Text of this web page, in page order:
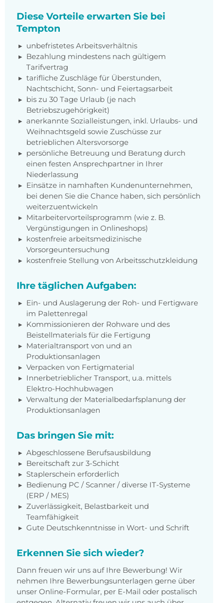
Diese Vorteile erwarten Sie bei
Tempton
unbefristetes Arbeitsverhältnis
Bezahlung mindestens nach gültigem
Tarifvertrag
tarifliche Zuschläge für Überstunden,
Nachtschicht, Sonn- und Feiertagsarbeit
bis zu 30 Tage Urlaub (je nach
Betriebszugehörigkeit)
anerkannte Sozialleistungen, inkl. Urlaubs- und
Weihnachtsgeld sowie Zuschüsse zur
betrieblichen Altersvorsorge
persönliche Betreuung und Beratung durch
einen festen Ansprechpartner in Ihrer
Niederlassung
Einsätze in namhaften Kundenunternehmen,
bei denen Sie die Chance haben, sich persönlich
weiterzuentwickeln
Mitarbeitervorteilsprogramm (wie z. B.
Vergünstigungen in Onlineshops)
kostenfreie arbeitsmedizinische
Vorsorgeuntersuchung
kostenfreie Stellung von Arbeitsschutzkleidung
Ihre täglichen Aufgaben:
Ein- und Auslagerung der Roh- und Fertigware
im Palettenregal
Kommissionieren der Rohware und des
Beistellmaterials für die Fertigung
Materialtransport von und an
Produktionsanlagen
Verpacken von Fertigmaterial
Innerbetrieblicher Transport, u.a. mittels
Elektro-Hochhubwagen
Verwaltung der Materialbedarfsplanung der
Produktionsanlagen
Das bringen Sie mit:
Abgeschlossene Berufsausbildung
Bereitschaft zur 3-Schicht
Staplerschein erforderlich
Bedienung PC / Scanner / diverse IT-Systeme
(ERP / MES)
Zuverlässigkeit, Belastbarkeit und
Teamfähigkeit
Gute Deutschkenntnisse in Wort- und Schrift
Erkennen Sie sich wieder?
Dann freuen wir uns auf Ihre Bewerbung! Wir
nehmen Ihre Bewerbungsunterlagen gerne über
unser Online-Formular, per E-Mail oder postalisch